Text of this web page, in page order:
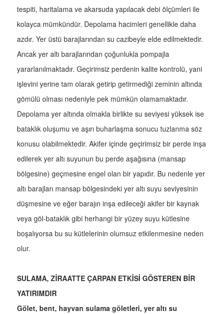
tespiti, haritalama ve akarsuda yapılacak debi ölçümleri ile
kolayca mümkündür. Depolama hacimleri genellikle daha
azdır. Yer üstü barajlarından su cazibeyle elde edilmektedir.
Ancak yer altı barajlarından çoğunlukla pompajla
yararlanılmaktadır. Geçirimsiz perdenin kalite kontrolü, yani
işlevini yerine tam olarak getirip getirmediği zeminin altında
gömülü olması nedeniyle pek mümkün olamamaktadır.
Depolama yer altında olmakla birlikte su seviyesi yüksek ise
bataklık oluşumu ve aşırı buharlaşma sonucu tuzlanma söz
konusu olabilmektedir. Akifer içinde geçirimsiz bir perde inşa
edilerek yer altı suyunun bu perde aşağısına (mansap
bölgesine) geçmesine engel olan bir yapıdır. Bu nedenle yer
altı barajları mansap bölgesindeki yer altı suyu seviyesinin
düşmesine ve eğer barajın inşa edileceği akifer bir kaynak
veya göl-bataklık gibi herhangi bir yüzey suyu kütlesine
boşalıyorsa bu su kütlelerinin olumsuz etkilenmesine neden
olur.
SULAMA, ZİRAATTE ÇARPAN ETKİSİ GÖSTEREN BİR
YATIRIMDIR
Gölet, bent, hayvan sulama göletleri, yer altı su